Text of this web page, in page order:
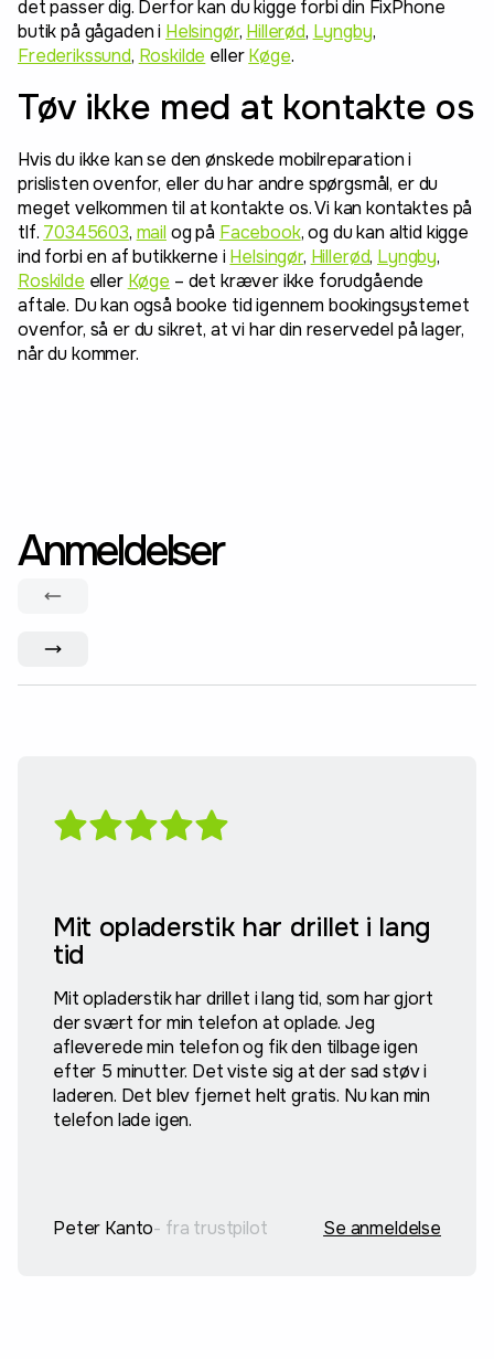
det passer dig. Derfor kan du kigge forbi din FixPhone
butik på gågaden i Helsingør, Hillerød, Lyngby,
Frederikssund, Roskilde ellerKøge.
Tøv ikke med at kontakte os
Hvis du ikke kan se den ønskede mobilreparation i
prislisten ovenfor, eller du har andre spørgsmål, er du
meget velkommen til at kontakte os. Vi kan kontaktes på
tlf. 70345603, mail og på Facebook, og du kan altid kigge
ind forbi en af butikkerne iHelsingør, Hillerød, Lyngby,
Roskilde eller Køge – det kræver ikke forudgående
aftale. Du kan også booke tid igennem bookingsystemet
ovenfor, så er du sikret, at vi har din reservedel på lager,
når du kommer.
Anmeldelser
Mit opladerstik har drillet i lang
tid
Mit opladerstik har drillet i lang tid, som har gjort
der svært for min telefon at oplade. Jeg
afleverede min telefon og fik den tilbage igen
efter 5 minutter. Det viste sig at der sad støv i
laderen. Det blev fjernet helt gratis. Nu kan min
telefon lade igen.
Peter Kanto- fra trustpilot Se anmeldelse